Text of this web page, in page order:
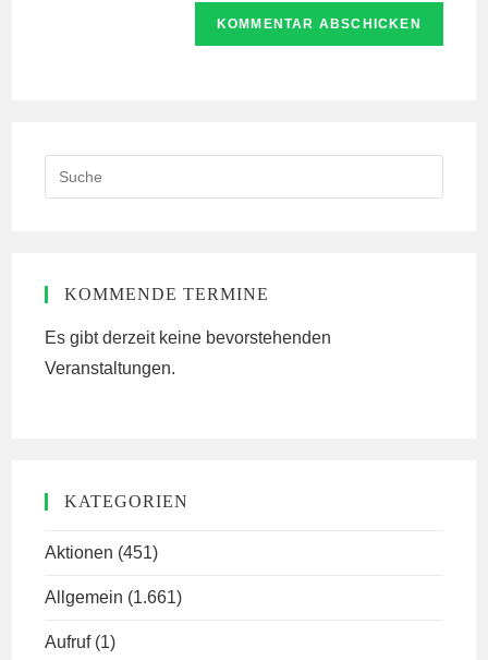
this
KOMMENDE TERMINE
Es gibt derzeit keine bevorstehenden
Veranstaltungen.
KATEGORIEN
Aktionen (451)
Allgemein (1.661)
Aufruf (1)